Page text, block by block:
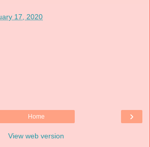
17, 2020
›
Home
View web version